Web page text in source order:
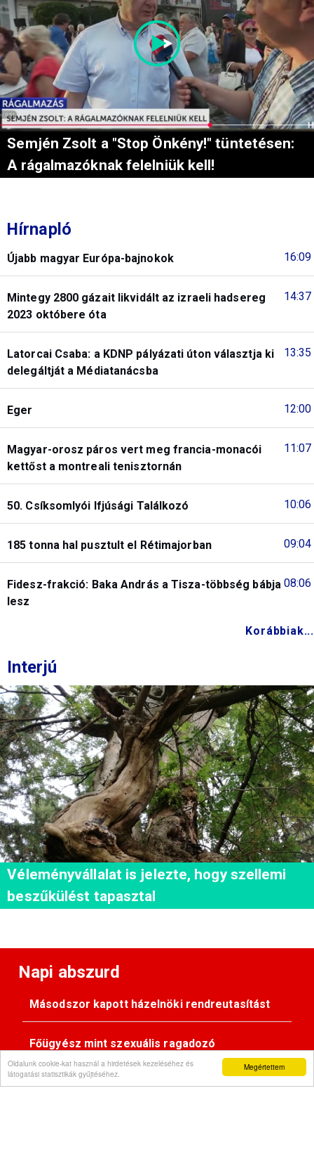
Megértettem
Oldalunk cookie-kat használ a hirdetések kezeléséhez és
látogatási statisztikák gyűjtéséhez.
Semjén Zsolt a "Stop Önkény!" tüntetésen:
A rágalmazóknak felelniük kell!
Hírnapló
16:09
Újabb magyar Európa-bajnokok
14:37
Mintegy 2800 gázait likvidált az izraeli hadsereg
2023 októbere óta
13:35
Latorcai Csaba: a KDNP pályázati úton választja ki
delegáltját a Médiatanácsba
12:00
Eger
11:07
Magyar-orosz páros vert meg francia-monacói
kettőst a montreali tenisztornán
10:06
50. Csíksomlyói Ifjúsági Találkozó
09:04
185 tonna hal pusztult el Rétimajorban
08:06
Fidesz-frakció: Baka András a Tisza-többség bábja
lesz
Korábbiak...
Interjú
Véleményvállalat is jelezte, hogy szellemi
beszűkülést tapasztal
Napi abszurd
Másodszor kapott házelnöki rendreutasítást
Főügyész mint szexuális ragadozó
Pimasz önkényúr